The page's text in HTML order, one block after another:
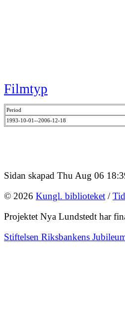
Filmtyp
Period
1993-10-01--2006-12-18
Sidan skapad Thu Aug 06
© 2026 Kungl. biblioteket /
Projektet Nya Lundstedt har
Stiftelsen Riksbankens